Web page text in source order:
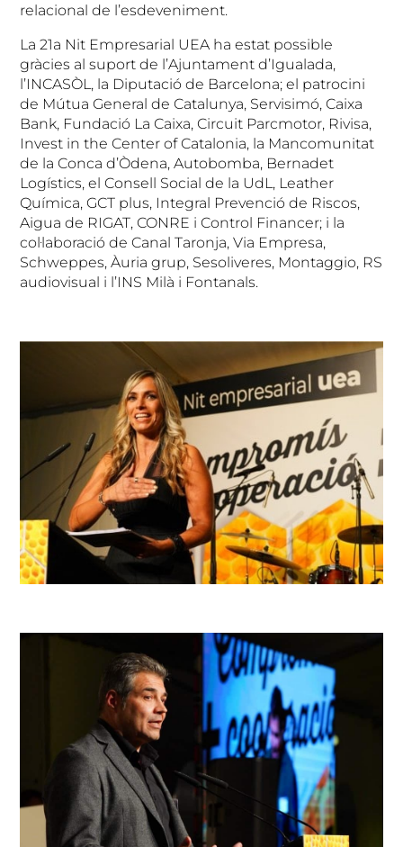
relacional de l’esdeveniment.
La 21a Nit Empresarial UEA ha estat possible
gràcies al suport de l’Ajuntament d’Igualada,
l’INCASÒL, la Diputació de Barcelona; el patrocini
de Mútua General de Catalunya, Servisimó, Caixa
Bank, Fundació La Caixa, Circuit Parcmotor, Rivisa,
Invest in the Center of Catalonia, la Mancomunitat
de la Conca d’Òdena, Autobomba, Bernadet
Logístics, el Consell Social de la UdL, Leather
Química, GCT plus, Integral Prevenció de Riscos,
Aigua de RIGAT, CONRE i Control Financer; i la
col·laboració de Canal Taronja, Via Empresa,
Schweppes, Àuria grup, Sesoliveres, Montaggio, RS
audiovisual i l’INS Milà i Fontanals.